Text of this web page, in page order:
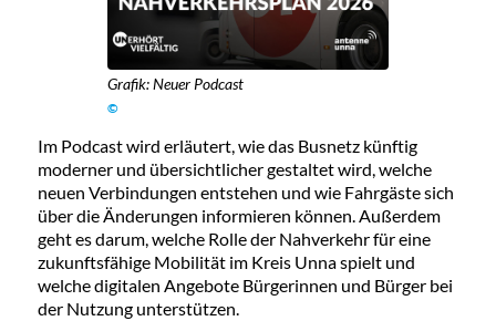
Grafik: Neuer Podcast
©
Im Podcast wird erläutert, wie das Busnetz künftig
moderner und übersichtlicher gestaltet wird, welche
neuen Verbindungen entstehen und wie Fahrgäste sich
über die Änderungen informieren können. Außerdem
geht es darum, welche Rolle der Nahverkehr für eine
zukunftsfähige Mobilität im Kreis Unna spielt und
welche digitalen Angebote Bürgerinnen und Bürger bei
der Nutzung unterstützen.